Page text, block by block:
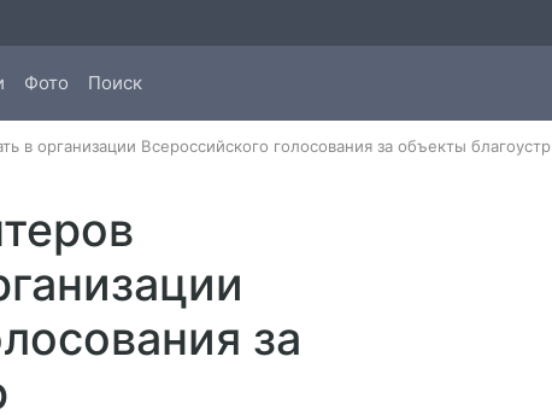
Фото Поиск
в организации Всероссийского голосования за объекты благоустр
за